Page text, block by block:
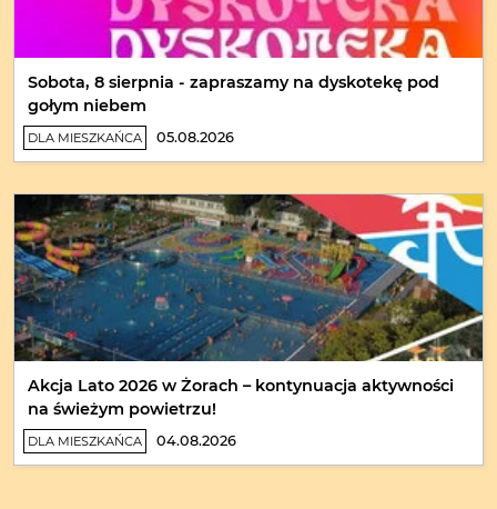
Sobota, 8 sierpnia - zapraszamy na dyskotekę pod
gołym niebem
DLA MIESZKAŃCA 05.08.2026
Akcja Lato 2026 w Żorach – kontynuacja aktywności
na świeżym powietrzu!
DLA MIESZKAŃCA 04.08.2026